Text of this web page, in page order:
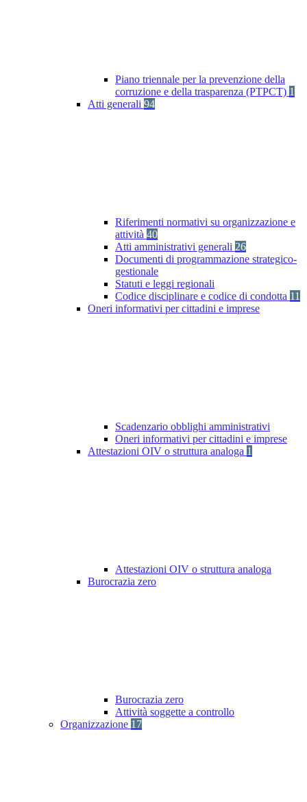
Piano triennale per la prevenzione della
corruzione e della trasparenza (PTPCT) 1
Atti generali 94
Riferimenti normativi su organizzazione e
attività 40
Atti amministrativi generali 26
Documenti di programmazione strategico-
gestionale
Statuti e leggi regionali
Codice disciplinare e codice di condotta 11
Oneri informativi per cittadini e imprese
Scadenzario obblighi amministrativi
Oneri informativi per cittadini e imprese
Attestazioni OIV o struttura analoga 1
Attestazioni OIV o struttura analoga
Burocrazia zero
Burocrazia zero
Attività soggette a controllo
Organizzazione 17